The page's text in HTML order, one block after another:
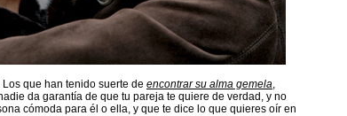
que han tenido suerte de encontrar su alma gemela,
da garantía de que tu pareja te quiere de verdad, y no
cómoda para él o ella, y que te dice lo que quieres oír en